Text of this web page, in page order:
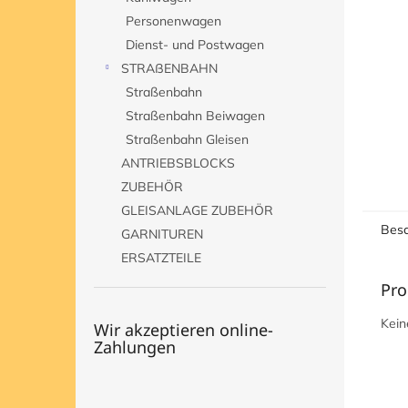
Personenwagen
Dienst- und Postwagen
STRAßENBAHN
Straßenbahn
Straßenbahn Beiwagen
Straßenbahn Gleisen
ANTRIEBSBLOCKS
ZUBEHÖR
GLEISANLAGE ZUBEHÖR
GARNITUREN
ERSATZTEILE
Wir akzeptieren online-
Zahlungen